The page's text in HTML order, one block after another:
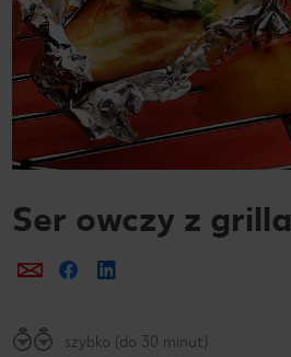
Ser owczy z grilla
Prześlij e-mailem
Udostępnij na Facebooku
szybko (do 30 minut)